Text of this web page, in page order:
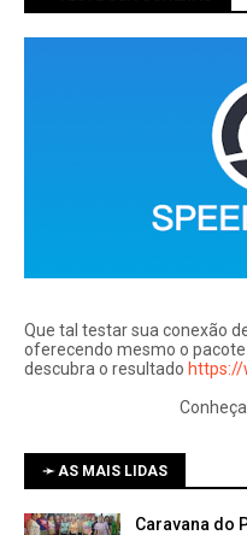
Que tal testar sua conexão
oferecendo mesmo o
descubra o resultado
➛ AS MAIS LIDAS
Caravana do